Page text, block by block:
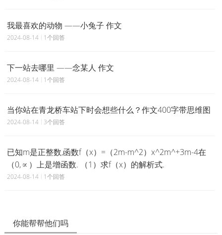
我最喜欢的动物 ——小兔子 作文
2024-08-14 1个回答
下一站去哪里 ——念某人 作文
2024-08-14 1个回答
当你站在青龙桥车站下时会想些什么？作文400字带思维图
2024-08-14 3个回答
已知m是正整数,函数f（x）=（2m-m^2）x^2m^+3m-4在
（0,∝）上是增函数. （1）求f（x）的解析式.
2024-08-14 1个回答
你能帮帮他们吗